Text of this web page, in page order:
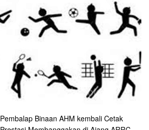
Pembalap Binaan AHM kembali Cetak